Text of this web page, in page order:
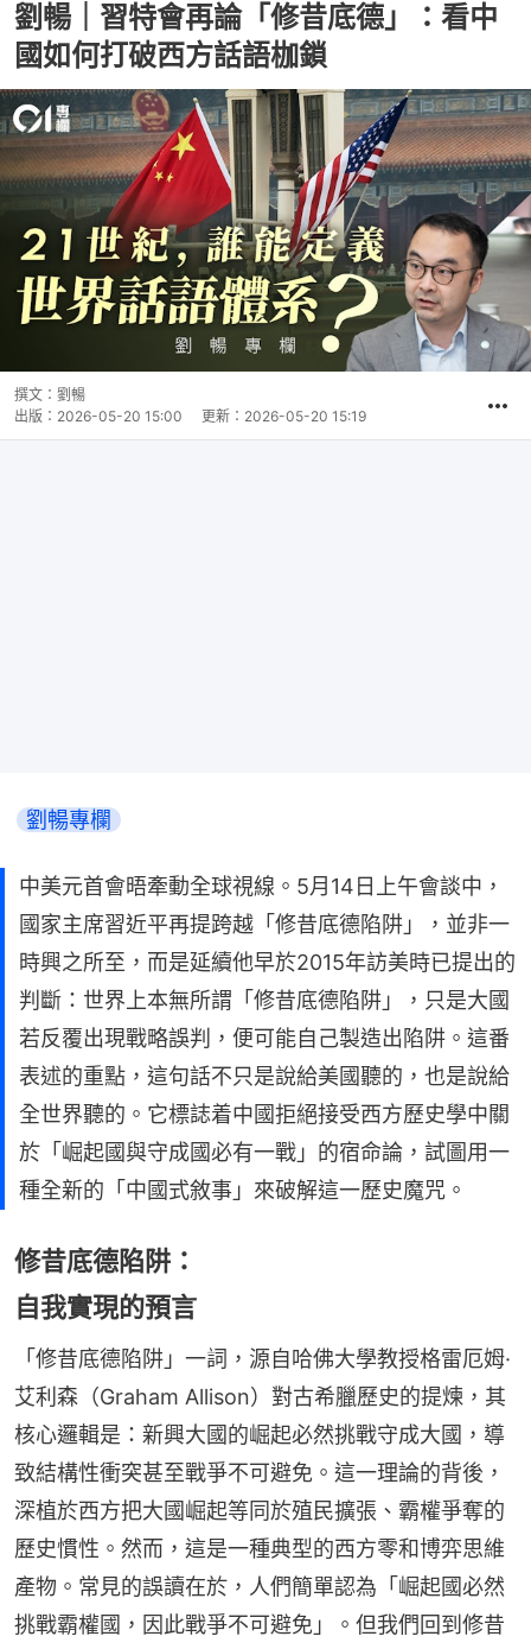
劉暢｜習特會再論「修昔底德」：看中
國如何打破西方話語枷鎖
撰文： 劉暢
出版： 2026-05-20 15:00 更新： 2026-05-20 15:19
劉暢專欄
中美元首會晤牽動全球視線。5月14日上午會談中，
國家主席習近平再提跨越「修昔底德陷阱」，並非一
時興之所至，而是延續他早於2015年訪美時已提出的
判斷：世界上本無所謂「修昔底德陷阱」，只是大國
若反覆出現戰略誤判，便可能自己製造出陷阱。這番
表述的重點，這句話不只是說給美國聽的，也是說給
全世界聽的。它標誌着中國拒絕接受西方歷史學中關
於「崛起國與守成國必有一戰」的宿命論，試圖用一
種全新的「中國式敘事」來破解這一歷史魔咒。
修昔底德陷阱：
自我實現的預言
「修昔底德陷阱」一詞，源自哈佛大學教授格雷厄姆·
艾利森（Graham Allison）對古希臘歷史的提煉，其
核心邏輯是：新興大國的崛起必然挑戰守成大國，導
致結構性衝突甚至戰爭不可避免。這一理論的背後，
深植於西方把大國崛起等同於殖民擴張、霸權爭奪的
歷史慣性。然而，這是一種典型的西方零和博弈思維
產物。常見的誤讀在於，人們簡單認為「崛起國必然
挑戰霸權國，因此戰爭不可避免」。但我們回到修昔